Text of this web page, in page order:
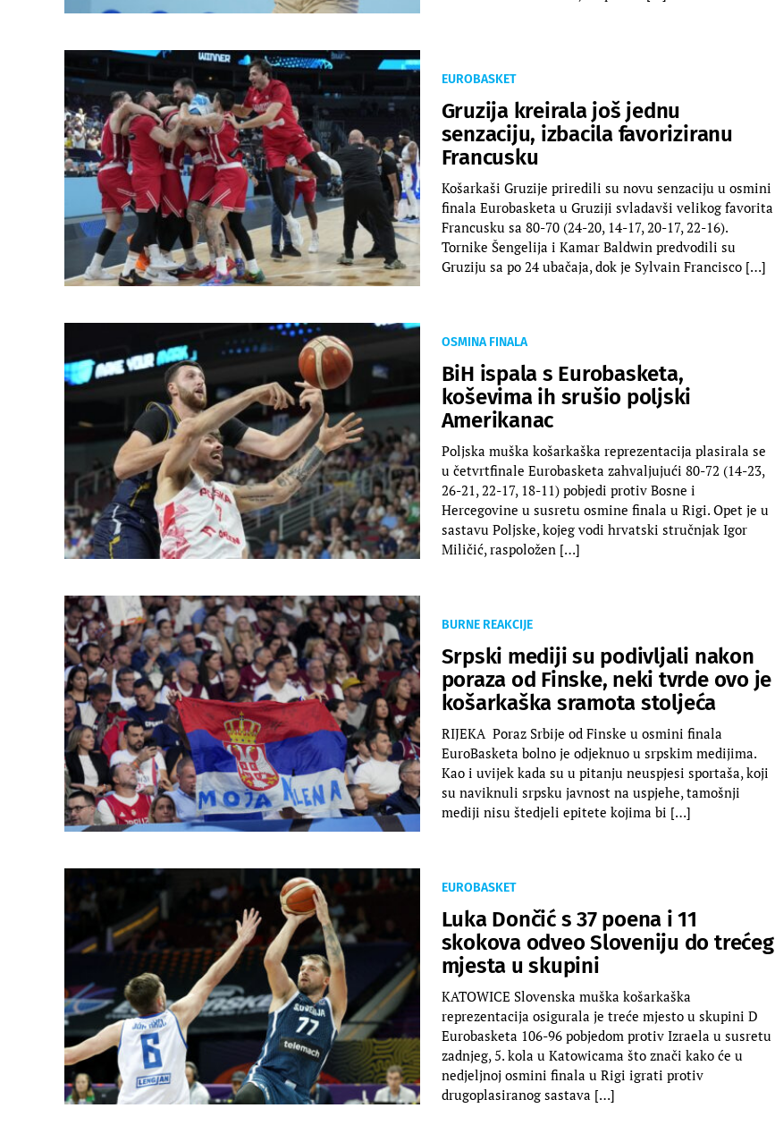
EUROBASKET
Gruzija kreirala još jednu
senzaciju, izbacila favoriziranu
Francusku
Košarkaši Gruzije priredili su novu senzaciju u osmini
finala Eurobasketa u Gruziji svladavši velikog favorita
Francusku sa 80-70 (24-20, 14-17, 20-17, 22-16).
Tornike Šengelija i Kamar Baldwin predvodili su
Gruziju sa po 24 ubačaja, dok je Sylvain Francisco […]
OSMINA FINALA
BiH ispala s Eurobasketa,
koševima ih srušio poljski
Amerikanac
Poljska muška košarkaška reprezentacija plasirala se
u četvrtfinale Eurobasketa zahvaljujući 80-72 (14-23,
26-21, 22-17, 18-11) pobjedi protiv Bosne i
Hercegovine u susretu osmine finala u Rigi. Opet je u
sastavu Poljske, kojeg vodi hrvatski stručnjak Igor
Miličić, raspoložen […]
BURNE REAKCIJE
Srpski mediji su podivljali nakon
poraza od Finske, neki tvrde ovo je
košarkaška sramota stoljeća
RIJEKA Poraz Srbije od Finske u osmini finala
EuroBasketa bolno je odjeknuo u srpskim medijima.
Kao i uvijek kada su u pitanju neuspjesi sportaša, koji
su naviknuli srpsku javnost na uspjehe, tamošnji
mediji nisu štedjeli epitete kojima bi […]
EUROBASKET
Luka Dončić s 37 poena i 11
skokova odveo Sloveniju do trećeg
mjesta u skupini
KATOWICE Slovenska muška košarkaška
reprezentacija osigurala je treće mjesto u skupini D
Eurobasketa 106-96 pobjedom protiv Izraela u susretu
zadnjeg, 5. kola u Katowicama što znači kako će u
nedjeljnoj osmini finala u Rigi igrati protiv
drugoplasiranog sastava […]